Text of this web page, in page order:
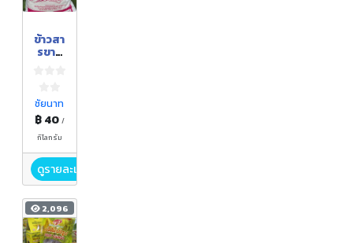
ข้าวสา
รขาว
ชัยนาท
฿ 40 /
กิโลกรัม
ดูรายละเอียด
2,096